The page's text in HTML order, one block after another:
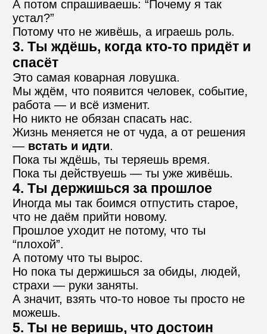
А потом спрашиваешь: “Почему я так
устал?”
Потому что не живёшь, а играешь роль.
3. Ты ждёшь, когда кто-то придёт и
спасёт
Это самая коварная ловушка.
Мы ждём, что появится человек, событие,
работа — и всё изменит.
Но никто не обязан спасать нас.
Жизнь меняется не от чуда, а от решения
— встать и идти.
Пока ты ждёшь, ты теряешь время.
Пока ты действуешь — ты уже живёшь.
4. Ты держишься за прошлое
Иногда мы так боимся отпустить старое,
что не даём прийти новому.
Прошлое уходит не потому, что ты
“плохой”.
А потому что ты вырос.
Но пока ты держишься за обиды, людей,
страхи — руки заняты.
А значит, взять что-то новое ты просто не
можешь.
5. Ты не веришь, что достоин